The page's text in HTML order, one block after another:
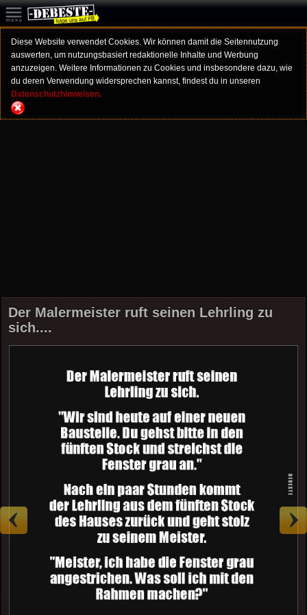
Diese Website verwendet Cookies. Wir können damit die Seitennutzung
auswerten, um nutzungsbasiert redaktionelle Inhalte und Werbung
anzuzeigen. Weitere Informationen zu Cookies und insbesondere dazu, wie
du deren Verwendung widersprechen kannst, findest du in unseren
Datenschutzhinweisen.
Der Malermeister ruft seinen Lehrling zu
sich....